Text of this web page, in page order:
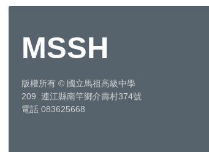
MSSH
版權所有 © 國立馬祖高級中學
209 連江縣南竿鄉介壽村374號
電話 083625668